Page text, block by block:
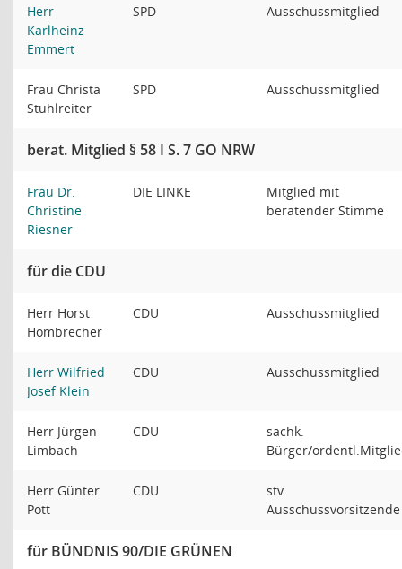
Herr
Karlheinz
Emmert
SPD Ausschussmitglied
Frau Christa
Stuhlreiter
SPD Ausschussmitglied
berat. Mitglied § 58 I S. 7 GO NRW
Frau Dr.
Christine
Riesner
DIE LINKE
Mitglied mit
beratender Stimme
für die CDU
Herr Horst
Hombrecher
CDU Ausschussmitglied
Herr Wilfried
Josef Klein
CDU Ausschussmitglied
Herr Jürgen
Limbach
CDU
sachk.
Bürger/
Herr Günter
Pott
CDU
stv.
Ausschussvorsitzende
für BÜNDNIS 90/DIE GRÜNEN